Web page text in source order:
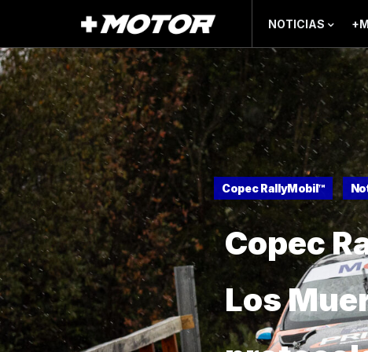
NOTICIAS
Copec RallyMobil™
Copec
Los